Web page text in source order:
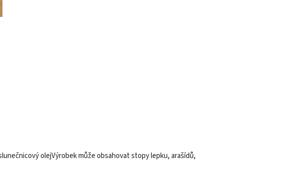
olejVýrobek může obsahovat stopy lepku, arašídů,